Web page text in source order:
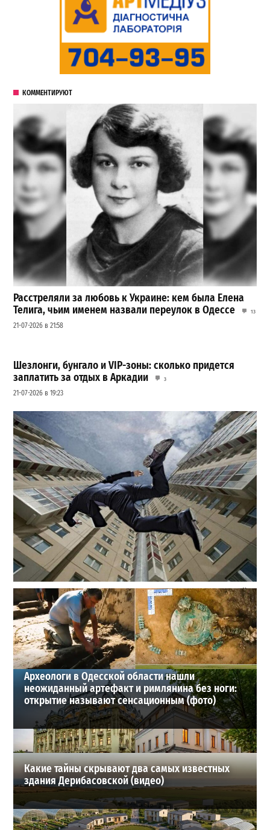
КОММЕНТИРУЮТ
Расстреляли за любовь к Украине: кем была Елена
Телига, чьим именем назвали переулок в Одессе
13
21-07-2026 в 21:58
Шезлонги, бунгало и VIP-зоны: сколько придется
заплатить за отдых в Аркадии
3
21-07-2026 в 19:23
В одесском жилмассиве Радужном погиб 26-летний
мужчина: что известно
27-07-2026 в 13:47
ВИБОР РЕДАКЦИИ
Археологи в Одесской области нашли
неожиданный артефакт и римлянина без ноги:
открытие называют сенсационным (фото)
Какие тайны скрывают два самых известных
здания Дерибасовской (видео)